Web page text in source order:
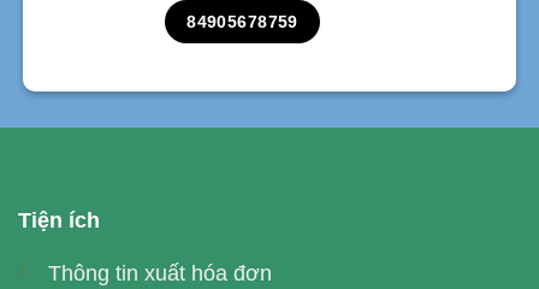
84905678759
Tiện ích
Thông tin xuất hóa đơn